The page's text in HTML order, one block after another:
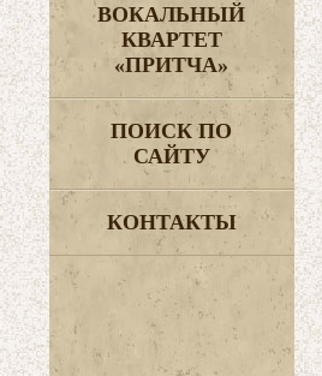
ВОКАЛЬНЫЙ
КВАРТЕТ
«ПРИТЧА»
ПОИСК ПО
САЙТУ
КОНТАКТЫ